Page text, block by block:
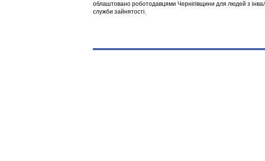
облаштовано роботодавцями Чернігівщини для людей з
служби зайнятості.